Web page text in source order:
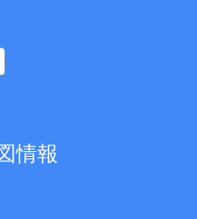
情報